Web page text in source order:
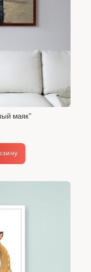
маяк"